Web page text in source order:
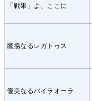
「戦果」よ、ここに
鷹揚なるレガトゥス
優美なるバイラオーラ